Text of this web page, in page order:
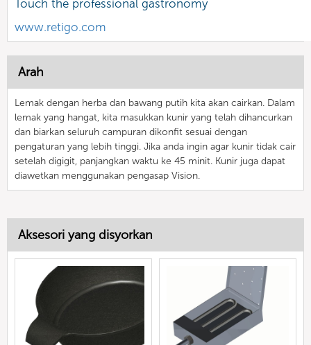
Touch the professional gastronomy
www.retigo.com
Arah
Lemak dengan herba dan bawang putih kita akan cairkan. Dalam
lemak yang hangat, kita masukkan kunir yang telah dihancurkan
dan biarkan seluruh campuran dikonfit sesuai dengan
pengaturan yang lebih tinggi. Jika anda ingin agar kunir tidak cair
setelah digigit, panjangkan waktu ke 45 minit. Kunir juga dapat
diawetkan menggunakan pengasap Vision.
Aksesori yang disyorkan